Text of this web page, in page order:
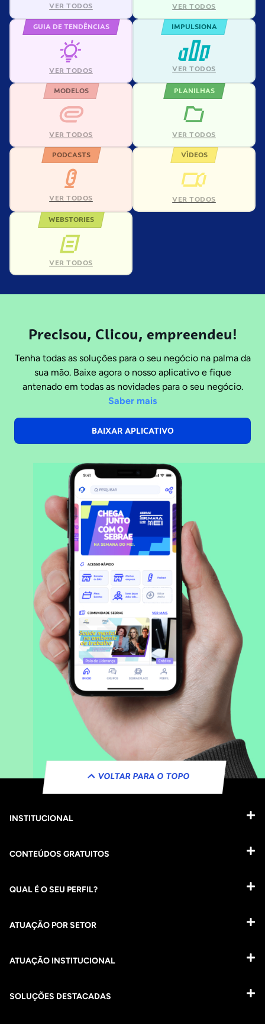
VER TODOS VER TODOS
GUIA DE TENDÊNCIAS
VER TODOS
IMPULSIONA
VER TODOS
MODELOS
VER TODOS
PLANILHAS
VER TODOS
PODCASTS
VER TODOS
VÍDEOS
VER TODOS
WEBSTORIES
VER TODOS
Precisou, Clicou, empreendeu!
Tenha todas as soluções para o seu negócio na palma da
sua mão. Baixe agora o nosso aplicativo e fique
antenado em todas as novidades para o seu negócio.
Saber mais
BAIXAR APLICATIVO
VOLTAR PARA O TOPO
INSTITUCIONAL
CONTEÚDOS GRATUITOS
QUAL É O SEU PERFIL?
ATUAÇÃO POR SETOR
ATUAÇÃO INSTITUCIONAL
SOLUÇÕES DESTACADAS